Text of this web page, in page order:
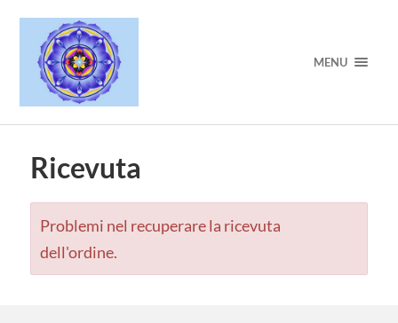
MENU
Ricevuta
Problemi nel recuperare la ricevuta
dell'ordine.